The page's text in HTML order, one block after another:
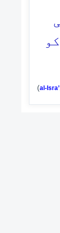
(al-Isra’